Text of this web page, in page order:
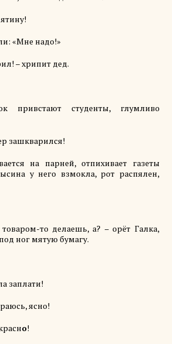
«Мне надо!»
– хрипит дед.
привстают студенты, глумливо
зашкварился!
на парней, отпихивает газеты
у него взмокла, рот распялен,
то делаешь, а? –орёт Галка,
ног мятую бумагу.
заплати!
ясно!
о!